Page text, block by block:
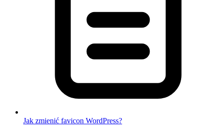
Jak zmienić favicon WordPress?